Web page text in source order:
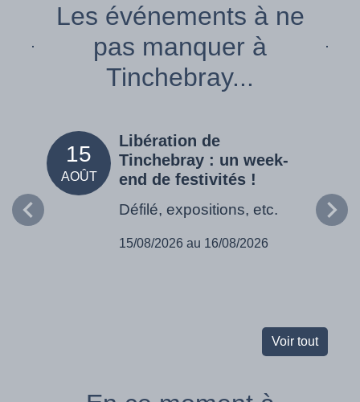
Les événements à ne
pas manquer à
Tinchebray...
15
AOÛT
Libération de
Tinchebray : un week-
end de festivités !
Défilé, expositions, etc.
15/08/2026 au 16/08/2026
Voir tout